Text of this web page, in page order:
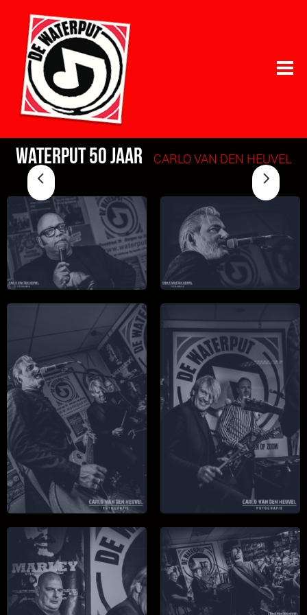
Waterput 50 jaar CARLO VAN DEN HEUVEL